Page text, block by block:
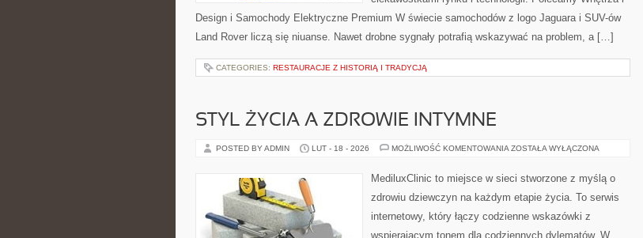
Design i Samochody Elektryczne Premium W świecie samochodów z logo Jaguara i SUV-ów
Land Rover liczą się niuanse. Nawet drobne sygnały potrafią wskazywać na problem, a […]
CATEGORIES: RESTAURACJE Z HISTORIĄ I TRADYCJĄ
STYL ŻYCIA A ZDROWIE INTYMNE
POSTED BY ADMIN LUT - 18 - 2026 MOŻLIWOŚĆ KOMENTOWANIA STYL
ZDROWIE
INTYMNE
ZOSTAŁA WYŁĄCZONA
MediluxClinic to miejsce w sieci stworzone z myślą o
zdrowiu dziewczyn na każdym etapie życia. To serwis
internetowy, który łączy codzienne wskazówki z
wspierającym tonem dla codziennych dylematów. W